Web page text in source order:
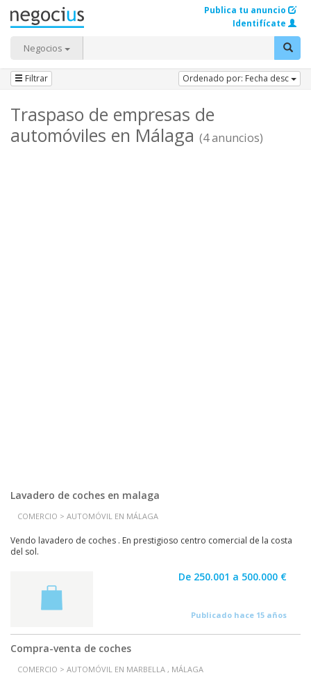
Negocios
Publica tu anuncio
Identifícate
Filtrar Ordenado por: Fecha desc
Traspaso de empresas de
automóviles en Málaga (4 anuncios)
Lavadero de coches en malaga
COMERCIO > AUTOMÓVIL EN MÁLAGA
Vendo lavadero de coches . En prestigioso centro comercial de la costa
del sol.
De 250.001 a 500.000 €
Publicado hace 15 años
Compra-venta de coches
COMERCIO > AUTOMÓVIL EN MARBELLA , MÁLAGA